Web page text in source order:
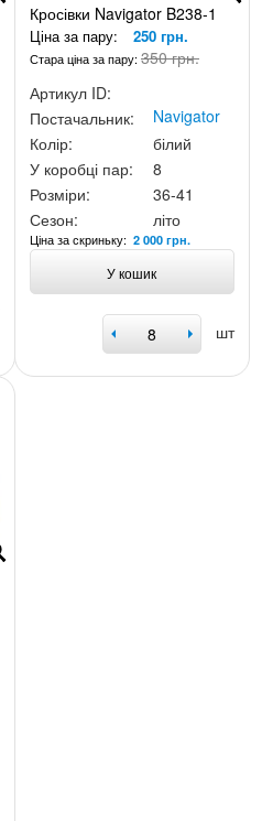
Кросівки Navigator B238-1
Ціна за пару: 250 грн.
Стара ціна за пару:350 грн.
Артикул ID:
Постачальник:
Navigator
Колір:
білий
У коробці пар:
8
Розміри:
36-41
Сезон:
літо
Ціна за скриньку:2 000 грн.
У кошик
шт